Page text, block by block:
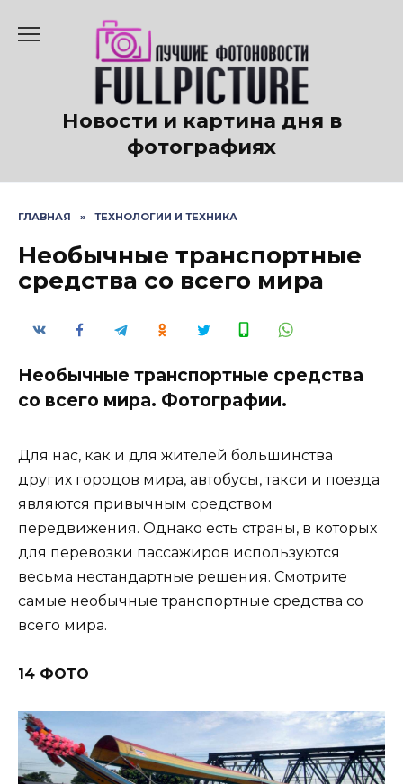
содержанию
Новости и картина дня в
фотографиях
ГЛАВНАЯ » ТЕХНОЛОГИИ И ТЕХНИКА
Необычные транспортные
средства со всего мира
Необычные транспортные средства
со всего мира. Фотографии.
Для нас, как и для жителей большинства
других городов мира, автобусы, такси и поезда
являются привычным средством
передвижения. Однако есть страны, в которых
для перевозки пассажиров используются
весьма нестандартные решения. Смотрите
самые необычные транспортные средства со
всего мира.
14 ФОТО